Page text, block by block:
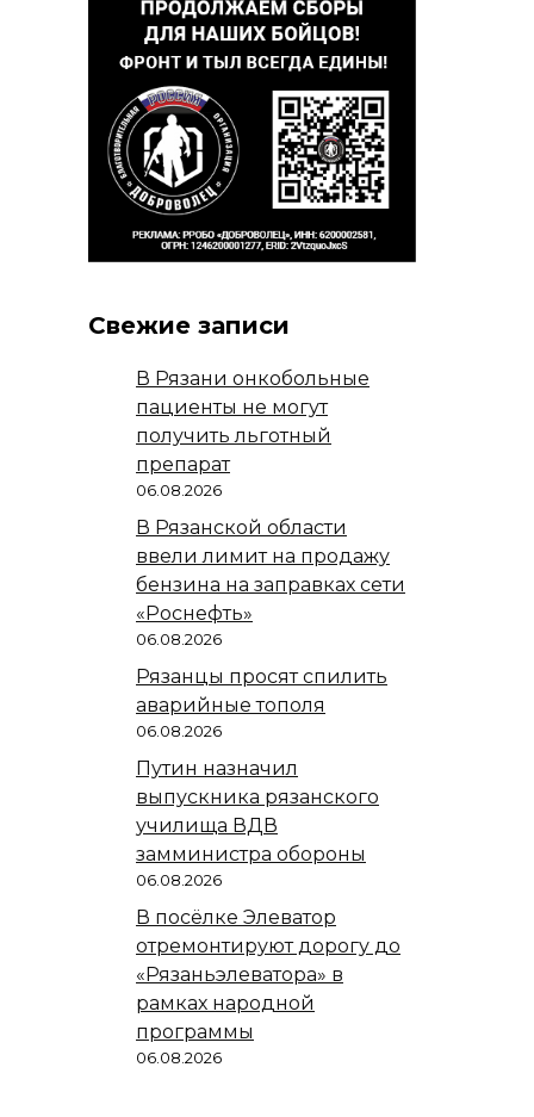
Свежие записи
В Рязани онкобольные
пациенты не могут
получить льготный
препарат
06.08.2026
В Рязанской области
ввели лимит на продажу
бензина на заправках сети
«Роснефть»
06.08.2026
Рязанцы просят спилить
аварийные тополя
06.08.2026
Путин назначил
выпускника рязанского
училища ВДВ
замминистра обороны
06.08.2026
В посёлке Элеватор
отремонтируют дорогу до
«Рязаньэлеватора» в
рамках народной
программы
06.08.2026